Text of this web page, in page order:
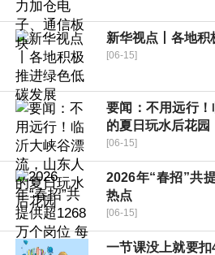
新华视点丨各地
[06-15]
要闻：不用远行
的夏日玩水后花园
[06-15]
2026年“春招”共
热点
[06-15]
一节课没上就要